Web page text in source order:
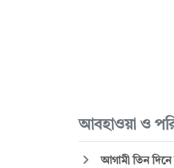
আবহাওয়া ও
আগামী তিন দিনে